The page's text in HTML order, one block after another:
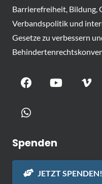
Barrierefreiheit, Bildung,
Verbandspolitik und
Gesetze zu verbessern
Spenden
JETZT SPENDEN!